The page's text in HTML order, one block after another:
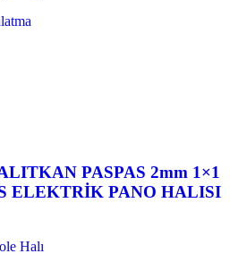
PASPAS 2mm 1×1
ELEKTRİK PANO HALISI
Halı